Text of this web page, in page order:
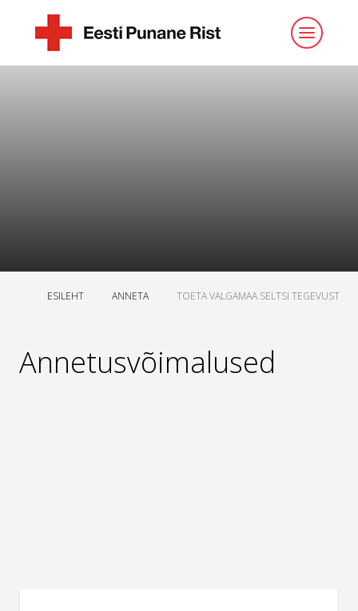
ESILEHT ANNETA TOETA VALGAMAA SELTSI TEGEVUST
Annetusvõimalused